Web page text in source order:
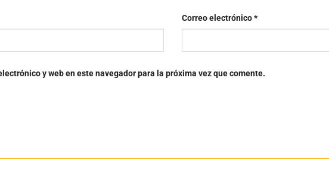
Correo electrónico*
y web en este navegador para la próxima vez que comente.